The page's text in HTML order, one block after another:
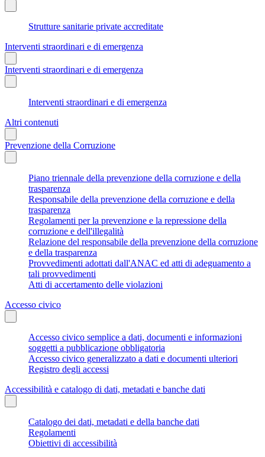
Strutture sanitarie private accreditate
Interventi straordinari e di emergenza
Interventi straordinari e di emergenza
Interventi straordinari e di emergenza
Altri contenuti
Prevenzione della Corruzione
Piano triennale della prevenzione della corruzione e della
trasparenza
Responsabile della prevenzione della corruzione e della
trasparenza
Regolamenti per la prevenzione e la repressione della
corruzione e dell'illegalità
Relazione del responsabile della prevenzione della corruzione
e della trasparenza
Provvedimenti adottati dall'ANAC ed atti di adeguamento a
tali provvedimenti
Atti di accertamento delle violazioni
Accesso civico
Accesso civico semplice a dati, documenti e informazioni
soggetti a pubblicazione obbligatoria
Accesso civico generalizzato a dati e documenti ulteriori
Registro degli accessi
Accessibilità e catalogo di dati, metadati e banche dati
Catalogo dei dati, metadati e della banche dati
Regolamenti
Obiettivi di accessibilità